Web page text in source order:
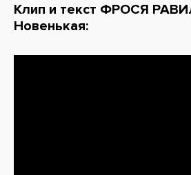
Клип и текст ФРОСЯ
Новенькая: